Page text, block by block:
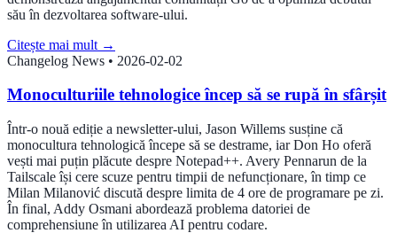
său în dezvoltarea software-ului.
Citește mai mult →
Changelog News • 2026-02-02
Monoculturiile tehnologice încep să se rupă în sfârșit
Într-o nouă ediție a newsletter-ului, Jason Willems susține că
monocultura tehnologică începe să se destrame, iar Don Ho oferă
vești mai puțin plăcute despre Notepad++. Avery Pennarun de la
Tailscale își cere scuze pentru timpii de nefuncționare, în timp ce
Milan Milanović discută despre limita de 4 ore de programare pe zi.
În final, Addy Osmani abordează problema datoriei de
comprehensiune în utilizarea AI pentru codare.